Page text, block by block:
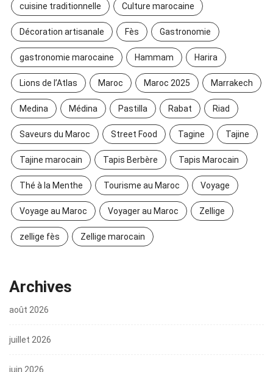
cuisine traditionnelle Culture marocaine
Décoration artisanale Fès Gastronomie
gastronomie marocaine Hammam Harira
Lions de l’Atlas Maroc Maroc 2025 Marrakech
Medina Médina Pastilla Rabat Riad
Saveurs du Maroc Street Food Tagine Tajine
Tajine marocain Tapis Berbère Tapis Marocain
Thé à la Menthe Tourisme au Maroc Voyage
Voyage au Maroc Voyager au Maroc Zellige
zellige fès Zellige marocain
Archives
août 2026
juillet 2026
juin 2026